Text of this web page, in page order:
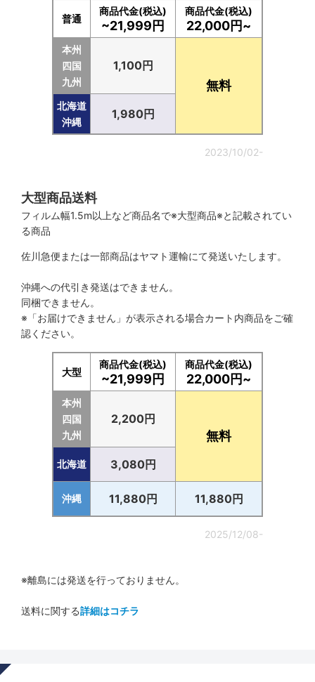
普通
商品代金(税込)
~21,999円
商品代金(税込)
22,000円~
本州
四国
九州
1,100円
無料
北海道
沖縄
1,980円
2023/10/02-
大型商品送料
フィルム幅1.5m以上など商品名で※大型商品※と記載されてい
る商品
佐川急便または一部商品はヤマト運輸にて発送いたします。
沖縄への代引き発送はできません。
同梱できません。
※「お届けできません」が表示される場合カート内商品をご確
認ください。
大型
商品代金(税込)
~21,999円
商品代金(税込)
22,000円~
本州
四国
九州
2,200円
無料
北海道 3,080円
沖縄 11,880円 11,880円
2025/12/08-
※離島には発送を行っておりません。
送料に関する詳細はコチラ